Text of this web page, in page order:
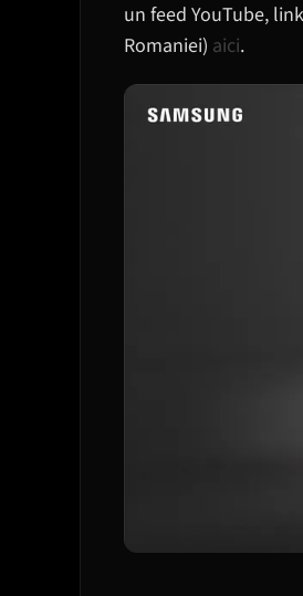
un feed YouTube,
Romaniei) aici.